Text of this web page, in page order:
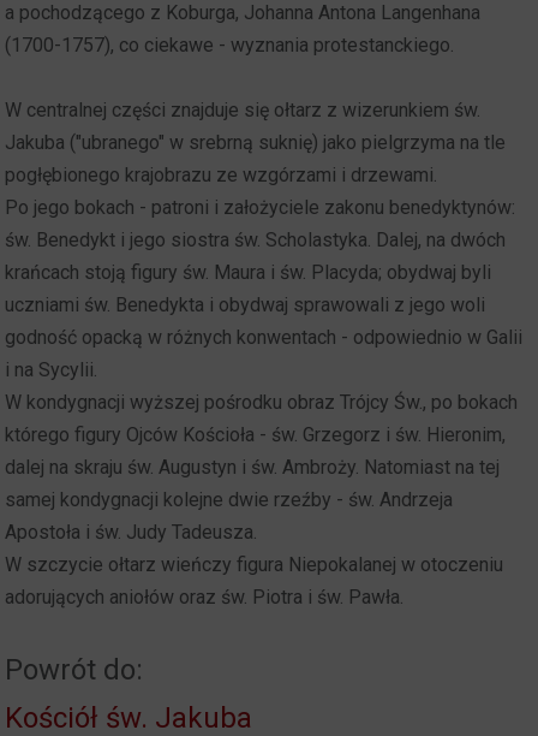
a pochodzącego z Koburga, Johanna Antona Langenhana
(1700-1757), co ciekawe - wyznania protestanckiego.
W centralnej części znajduje się ołtarz z wizerunkiem św.
Jakuba ("ubranego" w srebrną suknię) jako pielgrzyma na tle
pogłębionego krajobrazu ze wzgórzami i drzewami.
Po jego bokach - patroni i założyciele zakonu benedyktynów:
św. Benedykt i jego siostra św. Scholastyka. Dalej, na dwóch
krańcach stoją figury św. Maura i św. Placyda; obydwaj byli
uczniami św. Benedykta i obydwaj sprawowali z jego woli
godność opacką w różnych konwentach - odpowiednio w Galii
i na Sycylii.
W kondygnacji wyższej pośrodku obraz Trójcy Św., po bokach
którego figury Ojców Kościoła - św. Grzegorz i św. Hieronim,
dalej na skraju św. Augustyn i św. Ambroży. Natomiast na tej
samej kondygnacji kolejne dwie rzeźby - św. Andrzeja
Apostoła i św. Judy Tadeusza.
W szczycie ołtarz wieńczy figura Niepokalanej w otoczeniu
adorujących aniołów oraz św. Piotra i św. Pawła.
Powrót do:
Kościół św. Jakuba